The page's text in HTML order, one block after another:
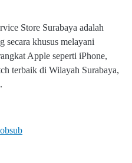
Store Surabaya adalah
secara khusus melayani
Apple seperti iPhone,
terbaik di Wilayah Surabaya,